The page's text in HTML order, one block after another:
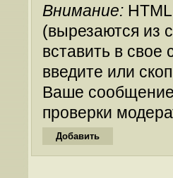
Внимание:
(вырезаются из
вставить в
введите или
Ваше
проверки